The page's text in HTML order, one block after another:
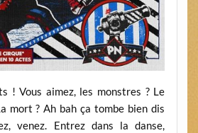
! Vous aimez, les monstres ? Le
mort ? Ah bah ça tombe bien dis
venez. Entrez dans la danse,